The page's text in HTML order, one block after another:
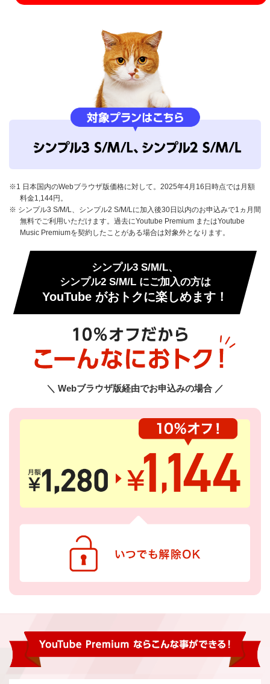
※1 日本国内のWebブラウザ版価格に対して。2025年4月16日時点では月額
料金1,144円。
※ シンプル3 S/M/L、シンプル2 S/M/Lに加入後30日以内のお申込みで1ヵ月間
無料でご利用いただけます。過去にYoutube Premium またはYoutube
Music Premiumを契約したことがある場合は対象外となります。
シンプル3 S/M/L、
シンプル2 S/M/L にご加入の方は
YouTube がおトクに楽しめます！
＼ Webブラウザ版経由でお申込みの場合 ／